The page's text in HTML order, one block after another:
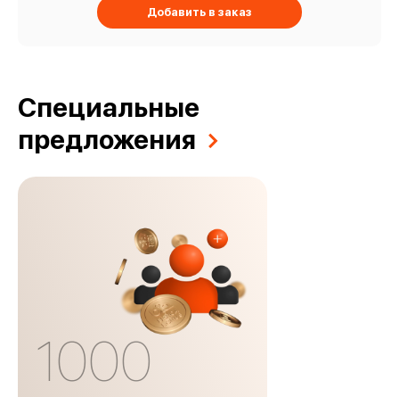
Добавить в заказ
Специальные
предложения
1000